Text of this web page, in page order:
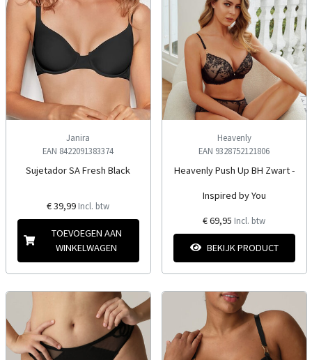
Janira
EAN 8422091383374
Sujetador SA Fresh Black
€ 39,99 Incl. btw
TOEVOEGEN AAN
WINKELWAGEN
Heavenly
EAN 9328752121806
Heavenly Push Up BH Zwart -
Inspired by You
€ 69,95 Incl. btw
BEKIJK PRODUCT